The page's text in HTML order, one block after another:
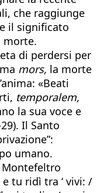
che raggiunge
il significato
morte.
di perdersi per
mors, la morte
«Beati
temporalem,
la sua voce e
Il Santo
umano.
tu ridì tra ‘ vivi: /